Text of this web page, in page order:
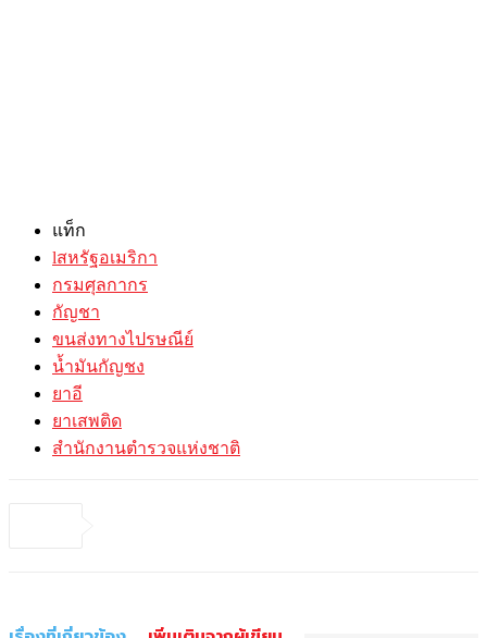
แท็ก
lสหรัฐอเมริกา
กรมศุลกากร
กัญชา
ขนส่งทางไปรษณีย์
น้ำมันกัญชง
ยาอี
ยาเสพติด
สำนักงานตำรวจแห่งชาติ